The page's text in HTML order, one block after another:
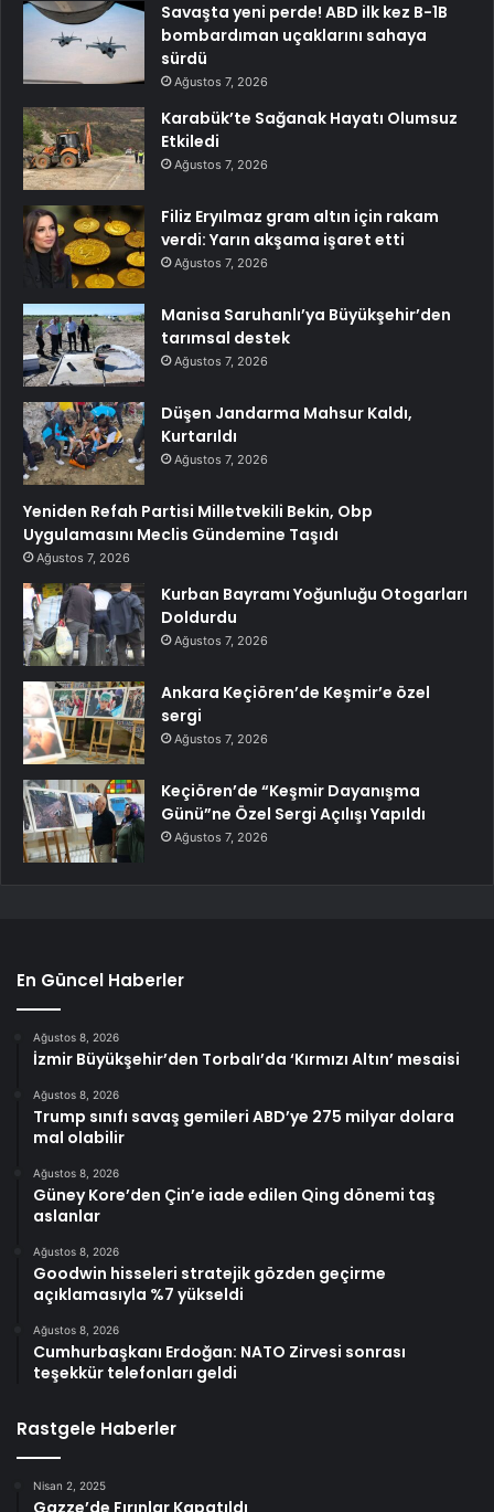
Savaşta yeni perde! ABD ilk kez B-1B
bombardıman uçaklarını sahaya
sürdü
Ağustos 7, 2026
Karabük’te Sağanak Hayatı Olumsuz
Etkiledi
Ağustos 7, 2026
Filiz Eryılmaz gram altın için rakam
verdi: Yarın akşama işaret etti
Ağustos 7, 2026
Manisa Saruhanlı’ya Büyükşehir’den
tarımsal destek
Ağustos 7, 2026
Düşen Jandarma Mahsur Kaldı,
Kurtarıldı
Ağustos 7, 2026
Yeniden Refah Partisi Milletvekili Bekin, Obp
Uygulamasını Meclis Gündemine Taşıdı
Ağustos 7, 2026
Kurban Bayramı Yoğunluğu Otogarları
Doldurdu
Ağustos 7, 2026
Ankara Keçiören’de Keşmir’e özel
sergi
Ağustos 7, 2026
Keçiören’de “Keşmir Dayanışma
Günü”ne Özel Sergi Açılışı Yapıldı
Ağustos 7, 2026
En Güncel Haberler
Ağustos 8, 2026
İzmir Büyükşehir’den Torbalı’da ‘Kırmızı Altın’ mesaisi
Ağustos 8, 2026
Trump sınıfı savaş gemileri ABD’ye 275 milyar dolara
mal olabilir
Ağustos 8, 2026
Güney Kore’den Çin’e iade edilen Qing dönemi taş
aslanlar
Ağustos 8, 2026
Goodwin hisseleri stratejik gözden geçirme
açıklamasıyla %7 yükseldi
Ağustos 8, 2026
Cumhurbaşkanı Erdoğan: NATO Zirvesi sonrası
teşekkür telefonları geldi
Rastgele Haberler
Nisan 2, 2025